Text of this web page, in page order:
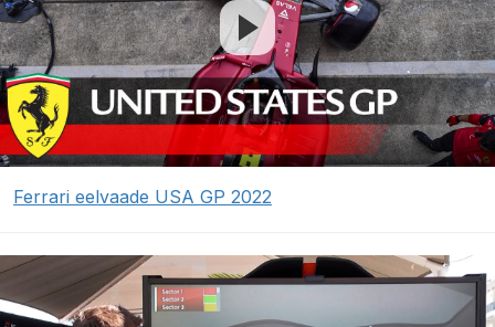
Ferrari eelvaade USA GP 2022